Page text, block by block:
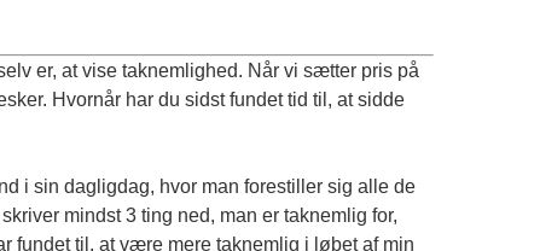
er, at vise taknemlighed. Når vi sætter pris på
Hvornår har du sidst fundet tid til, at sidde
i sin dagligdag, hvor man forestiller sig alle de
mindst 3 ting ned, man er taknemlig for,
fundet til, at være mere taknemlig i løbet af min